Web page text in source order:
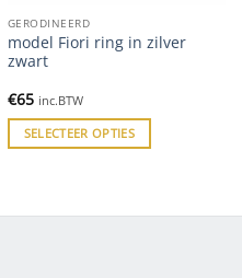
GERODINEERD
model Fiori ring in zilver
zwart
€65 inc.BTW
SELECTEER OPTIES